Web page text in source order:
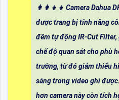
👩‍👩‍👦‍👦 Camera Dahua
được trang bị tính năng
đêm tự động IR-Cut
chế độ quan sát cho phù
trường, từ đó giảm thiểu
sáng trong video ghi
hơn camera này còn tích